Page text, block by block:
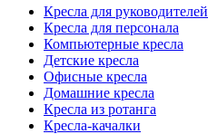
Кресла для руководителей
Кресла для персонала
Компьютерные кресла
Детские кресла
Офисные кресла
Домашние кресла
Кресла из ротанга
Кресла-качалки